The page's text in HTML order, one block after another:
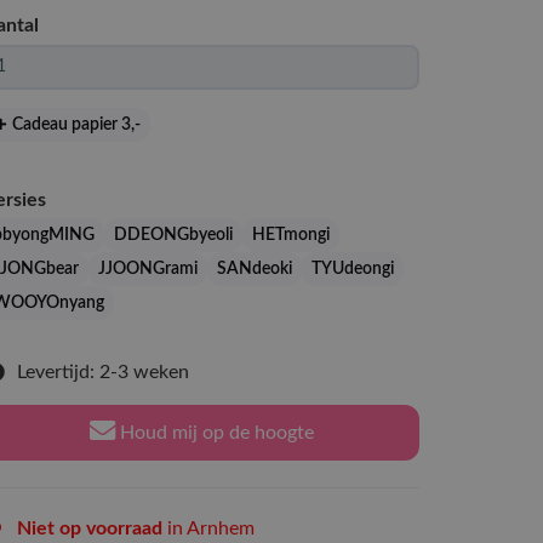
Cadeau papier 3,-
DDEONGbyeoli
HETmongi
JJOONGrami SANdeoki
TYUdeongi
Levertijd: 2-3 weken
Houd mij op de hoogte
Niet op voorraad in Arnhem